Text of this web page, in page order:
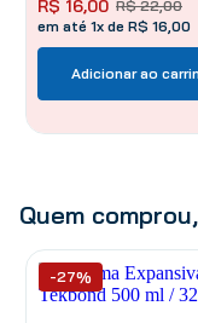
R$ 22,00
R$ 16,00
em até 1x de R$ 16,00
Adicionar ao
Quem
-27%